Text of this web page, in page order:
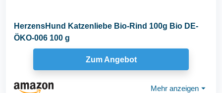
HerzensHund Katzenliebe Bio-Rind 100g Bio DE-
ÖKO-006 100 g
Zum Angebot
Mehr anzeigen ⏷